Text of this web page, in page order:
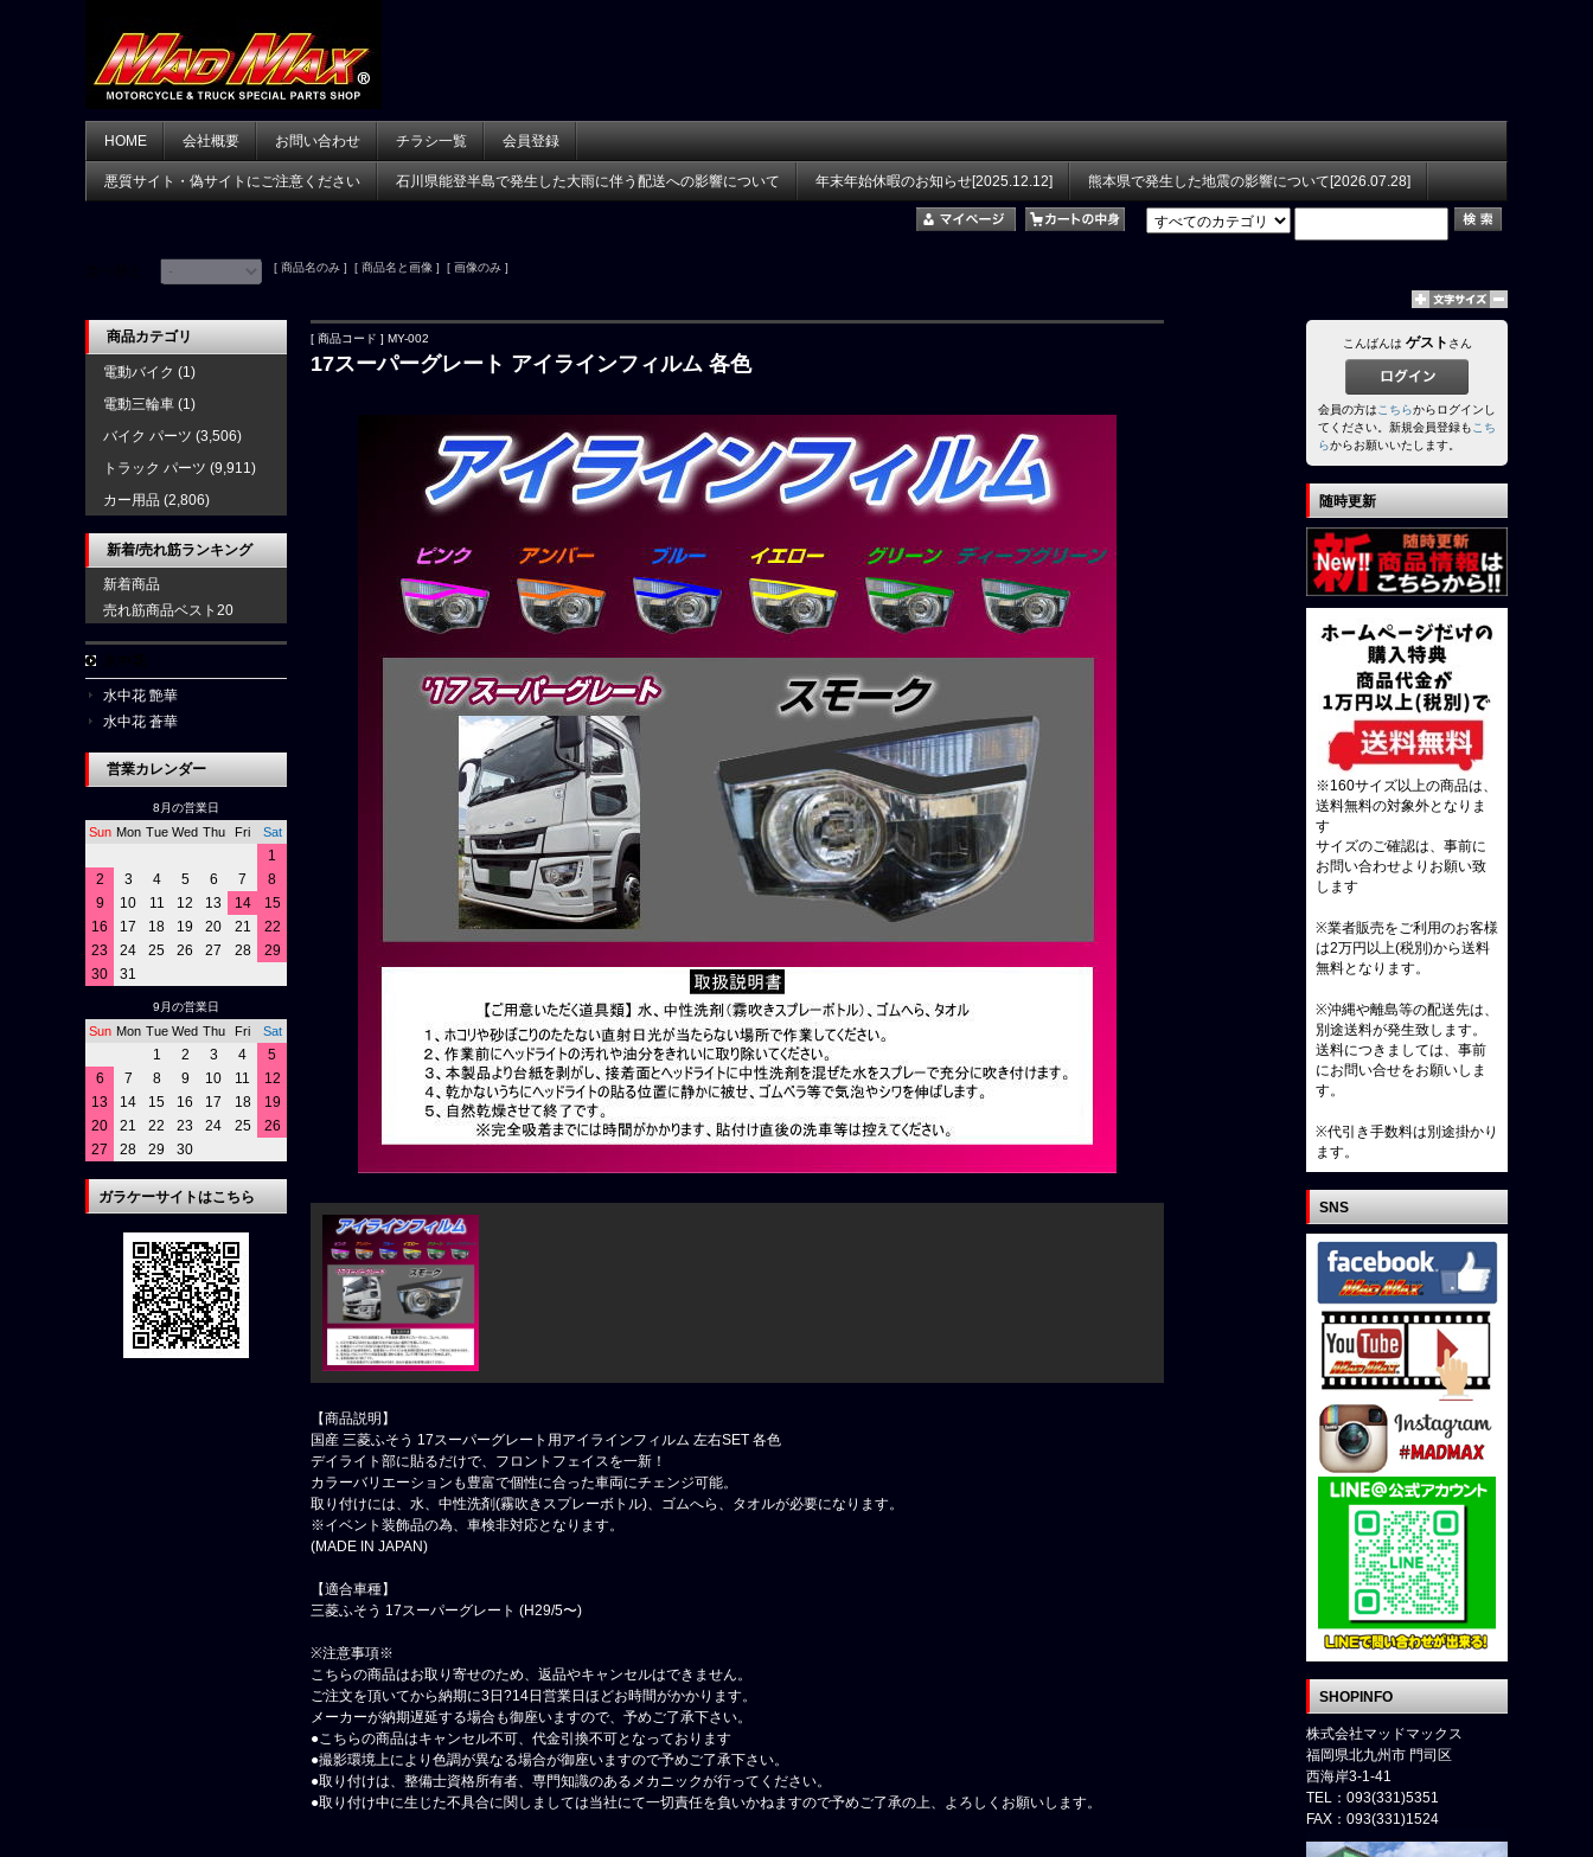
HOME 会社概要 お問い合わせ チラシ一覧 会員登録
悪質サイト・偽サイトにご注意ください 石川県能登半島で発生した大雨に伴う配送への影響について 年末年始休暇のお知らせ[2025.12.12] 熊本県で発生した地震の影響について[2026.07.28]
[ 商品名のみ ] [ 商品名と画像 ] [ 画像のみ ]
[ 商品コード ] MY-002
17スーパーグレート アイラインフィルム 各色
【商品説明】
国産 三菱ふそう 17スーパーグレート用アイラインフィルム 左右SET 各色
デイライト部に貼るだけで、フロントフェイスを一新！
カラーバリエーションも豊富で個性に合った車両にチェンジ可能。
取り付けには、水、中性洗剤(霧吹きスプレーボトル)、ゴムへら、タオルが必要になります。
※イベント装飾品の為、車検非対応となります。
(MADE IN JAPAN)
【適合車種】
三菱ふそう 17スーパーグレート (H29/5〜)
※注意事項※
こちらの商品はお取り寄せのため、返品やキャンセルはできません。
ご注文を頂いてから納期に3日?14日営業日ほどお時間がかかります。
メーカーが納期遅延する場合も御座いますので、予めご了承下さい。
●こちらの商品はキャンセル不可、代金引換不可となっております
●撮影環境上により色調が異なる場合が御座いますので予めご了承下さい。
●取り付けは、整備士資格所有者、専門知識のあるメカニックが行ってください。
●取り付け中に生じた不具合に関しましては当社にて一切責任を負いかねますので予めご了承の上、よろしくお願いします。
商品カテゴリ
電動バイク (1)
電動三輪車 (1)
バイク パーツ (3,506)
トラック パーツ (9,911)
カー用品 (2,806)
新着/売れ筋ランキング
新着商品
売れ筋商品ベスト20
水中花 艶華
水中花 蒼華
営業カレンダー
8月の営業日
Sun Mon Tue Wed Thu Fri Sat
1
2
3 4 5 6 7
8
9
10 11 12 13 14
15
16
17 18 19 20 21
22
23
24 25 26 27 28
29
30
31
9月の営業日
Sun Mon Tue Wed Thu Fri Sat
1 2 3 4
5
6
7 8 9 10 11
12
13
14 15 16 17 18
19
20
21 22 23 24 25
26
27
28 29 30
ガラケーサイトはこちら
こんばんは ゲスト さん
会員の方はこちらからログインし
てください。新規会員登録もこち
らからお願いいたします。
随時更新
※160サイズ以上の商品は、
送料無料の対象外となりま
す
サイズのご確認は、事前に
お問い合わせよりお願い致
します
※業者販売をご利用のお客様
は2万円以上(税別)から送料
無料となります。
※沖縄や離島等の配送先は、
別途送料が発生致します。
送料につきましては、事前
にお問い合せをお願いしま
す。
※代引き手数料は別途掛かり
ます。
SNS
SHOPINFO
株式会社マッドマックス
福岡県北九州市 門司区
西海岸3-1-41
TEL：093(331)5351
FAX：093(331)1524